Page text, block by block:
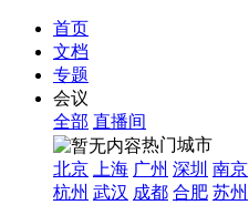
首页
文档
专题
会议
全部 直播间
热门城市
北京
上海 广州 深圳 南京
杭州 武汉 成都 合肥 苏州